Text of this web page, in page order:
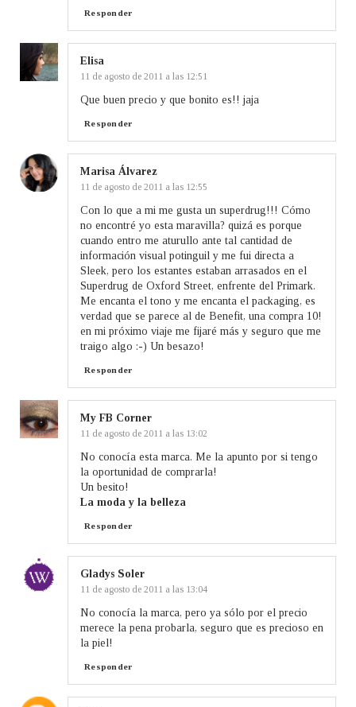
Responder
Elisa
11 de agosto de 2011 a las 12:51
Que buen precio y que bonito es!! jaja
Responder
Marisa Álvarez
11 de agosto de 2011 a las 12:55
Con lo que a mi me gusta un superdrug!!! Cómo
no encontré yo esta maravilla? quizá es porque
cuando entro me aturullo ante tal cantidad de
información visual potinguil y me fui directa a
Sleek, pero los estantes estaban arrasados en el
Superdrug de Oxford Street, enfrente del Primark.
Me encanta el tono y me encanta el packaging, es
verdad que se parece al de Benefit, una compra 10!
en mi próximo viaje me fijaré más y seguro que me
traigo algo :-) Un besazo!
Responder
My FB Corner
11 de agosto de 2011 a las 13:02
No conocía esta marca. Me la apunto por si tengo
la oportunidad de comprarla!
Un besito!
La moda y la belleza
Responder
Gladys Soler
11 de agosto de 2011 a las 13:04
No conocía la marca, pero ya sólo por el precio
merece la pena probarla, seguro que es precioso en
la piel!
Responder